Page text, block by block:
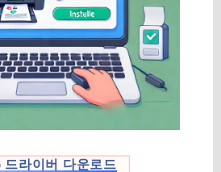
드라이버 다운로드